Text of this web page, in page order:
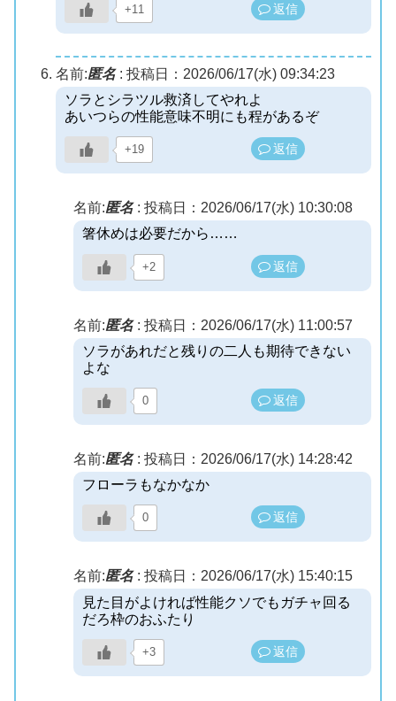
+11 返信
名前:匿名: 投稿日：2026/06/17(水) 09:34:23
ソラとシラツル救済してやれよ
あいつらの性能意味不明にも程があるぞ
+19 返信
名前:匿名: 投稿日：2026/06/17(水) 10:30:08
箸休めは必要だから……
+2 返信
名前:匿名: 投稿日：2026/06/17(水) 11:00:57
ソラがあれだと残りの二人も期待できない
よな
0 返信
名前:匿名: 投稿日：2026/06/17(水) 14:28:42
フローラもなかなか
0 返信
名前:匿名: 投稿日：2026/06/17(水) 15:40:15
見た目がよければ性能クソでもガチャ回る
だろ枠のおふたり
+3 返信